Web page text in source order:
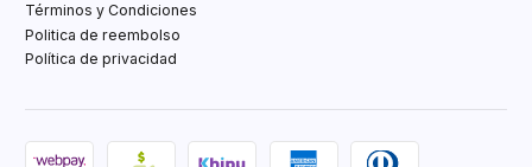
Términos y Condiciones
Politica de reembolso
Política de privacidad